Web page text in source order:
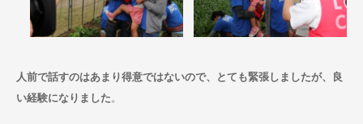
人前で話すのはあまり得意ではないので、とても緊張しましたが、良
い経験になりました。